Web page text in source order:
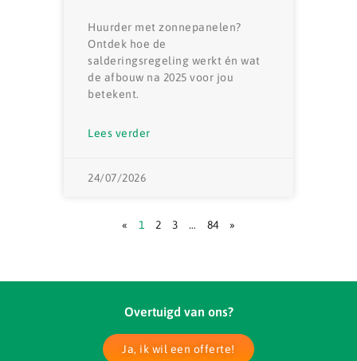
Huurder met zonnepanelen?
Ontdek hoe de
salderingsregeling werkt én wat
de afbouw na 2025 voor jou
betekent.
Lees verder
24/07/2026
« 1 2 3 … 84 »
Overtuigd van ons?
Ja, ik wil een offerte!